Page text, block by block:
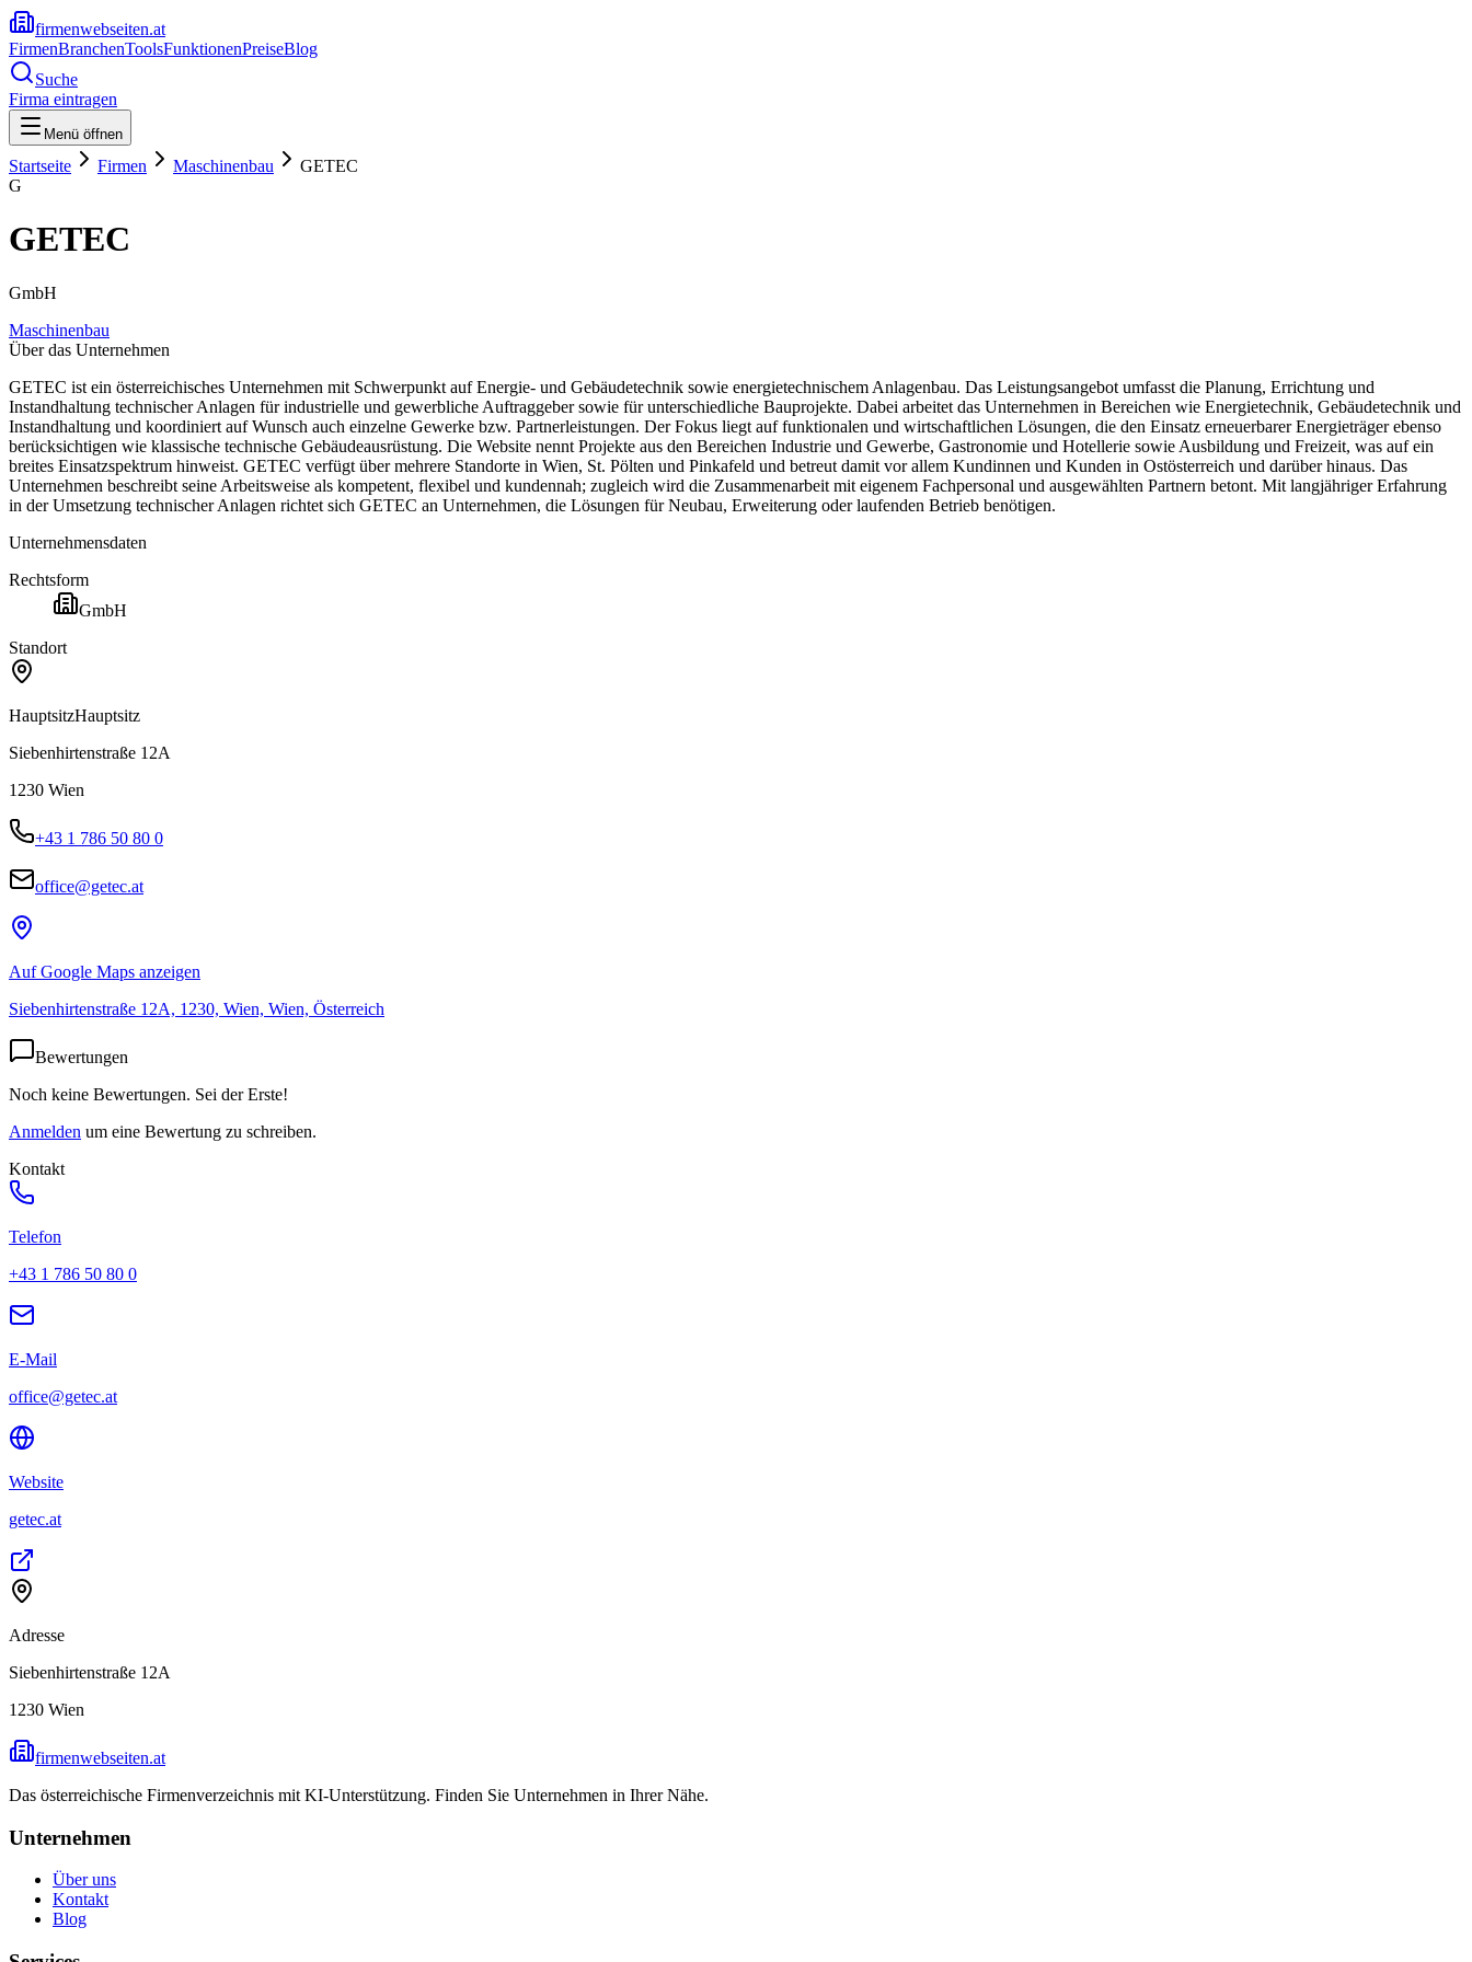
firmenwebseiten.at
FirmenBranchenToolsFunktionenPreiseBlog
Suche
Firma eintragen
Menü öffnen
Startseite Firmen Maschinenbau
GETEC
G
GETEC
GmbH
Maschinenbau
Über das Unternehmen
GETEC ist ein österreichisches Unternehmen mit Schwerpunkt auf Energie- und Gebäudetechnik sowie energietechnischem Anlagenbau. Das Leistungsangebot umfasst die Planung, Errichtung und
Instandhaltung technischer Anlagen für industrielle und gewerbliche Auftraggeber sowie für unterschiedliche Bauprojekte. Dabei arbeitet das Unternehmen in Bereichen wie Energietechnik, Gebäudetechnik und
Instandhaltung und koordiniert auf Wunsch auch einzelne Gewerke bzw. Partnerleistungen. Der Fokus liegt auf funktionalen und wirtschaftlichen Lösungen, die den Einsatz erneuerbarer Energieträger ebenso
berücksichtigen wie klassische technische Gebäudeausrüstung. Die Website nennt Projekte aus den Bereichen Industrie und Gewerbe, Gastronomie und Hotellerie sowie Ausbildung und Freizeit, was auf ein
breites Einsatzspektrum hinweist. GETEC verfügt über mehrere Standorte in Wien, St. Pölten und Pinkafeld und betreut damit vor allem Kundinnen und Kunden in Ostösterreich und darüber hinaus. Das
Unternehmen beschreibt seine Arbeitsweise als kompetent, flexibel und kundennah; zugleich wird die Zusammenarbeit mit eigenem Fachpersonal und ausgewählten Partnern betont. Mit langjähriger Erfahrung
in der Umsetzung technischer Anlagen richtet sich GETEC an Unternehmen, die Lösungen für Neubau, Erweiterung oder laufenden Betrieb benötigen.
Unternehmensdaten
Rechtsform
GmbH
Standort
HauptsitzHauptsitz
Siebenhirtenstraße 12A
1230 Wien
+43 1 786 50 80 0
office@getec.at
Auf Google Maps anzeigen
Siebenhirtenstraße 12A, 1230, Wien, Wien, Österreich
Bewertungen
Noch keine Bewertungen. Sei der Erste!
Anmelden um eine Bewertung zu schreiben.
Kontakt
Telefon
+43 1 786 50 80 0
E-Mail
office@getec.at
Website
getec.at
Adresse
Siebenhirtenstraße 12A
1230 Wien
firmenwebseiten.at
Das österreichische Firmenverzeichnis mit KI-Unterstützung. Finden Sie Unternehmen in Ihrer Nähe.
Unternehmen
Über uns
Kontakt
Blog